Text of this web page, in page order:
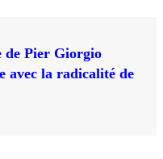
Pier Giorgio
avec la radicalité de